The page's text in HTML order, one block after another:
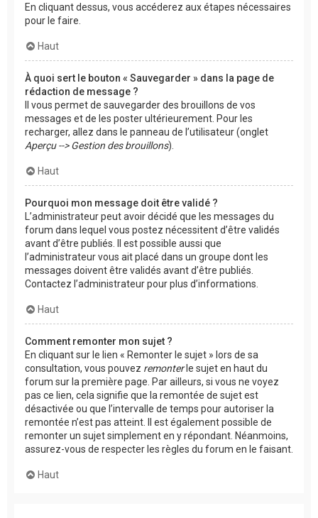
En cliquant dessus, vous accéderez aux étapes nécessaires
pour le faire.
Haut
À quoi sert le bouton « Sauvegarder » dans la page de
rédaction de message ?
Il vous permet de sauvegarder des brouillons de vos
messages et de les poster ultérieurement. Pour les
recharger, allez dans le panneau de l’utilisateur (onglet
Aperçu --> Gestion des brouillons).
Haut
Pourquoi mon message doit être validé ?
L’administrateur peut avoir décidé que les messages du
forum dans lequel vous postez nécessitent d’être validés
avant d’être publiés. Il est possible aussi que
l’administrateur vous ait placé dans un groupe dont les
messages doivent être validés avant d’être publiés.
Contactez l’administrateur pour plus d’informations.
Haut
Comment remonter mon sujet ?
En cliquant sur le lien « Remonter le sujet » lors de sa
consultation, vous pouvez remonterle sujet en haut du
forum sur la première page. Par ailleurs, si vous ne voyez
pas ce lien, cela signifie que la remontée de sujet est
désactivée ou que l’intervalle de temps pour autoriser la
remontée n’est pas atteint. Il est également possible de
remonter un sujet simplement en y répondant. Néanmoins,
assurez-vous de respecter les règles du forum en le faisant.
Haut